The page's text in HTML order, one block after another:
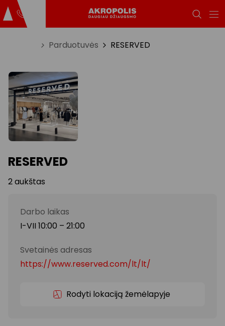
Parduotuvės RESERVED
RESERVED
2 aukštas
Darbo laikas
I-VII 10:00 – 21:00
Svetainės adresas
https://www.reserved.com/lt/lt/
Rodyti lokaciją žemėlapyje